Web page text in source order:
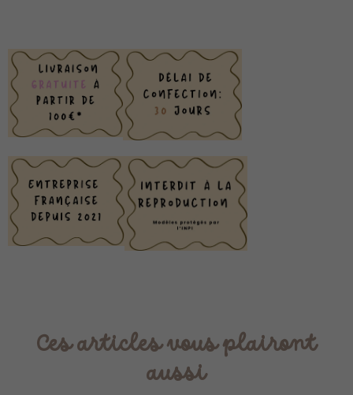
Ces articles vous plairont
aussi